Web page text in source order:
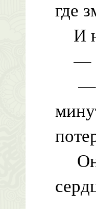
где
И
—
—
Он